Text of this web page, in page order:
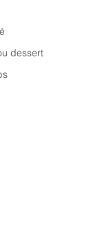
dessert